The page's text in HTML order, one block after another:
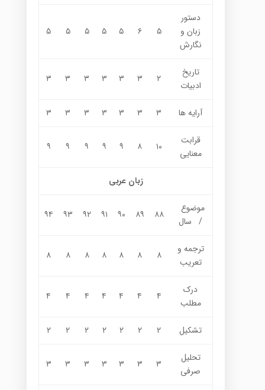
دستور
زبان و
نگارش
۵ ۶ ۵ ۵ ۵ ۵ ۵
تاریخ
ادبیات
۲ ۳ ۳ ۳ ۳ ۳ ۳
آرایه ها ۳ ۳ ۳ ۳ ۳ ۳ ۳
قرابت
معنایی
۱۰ ۸ ۹ ۹ ۹ ۹ ۹
زبان عربی
موضوع
/ سال
۸۸ ۸۹ ۹۰ ۹۱ ۹۲ ۹۳ ۹۴
ترجمه و
تعریب
۸ ۸ ۸ ۸ ۸ ۸ ۸
درک
مطلب
۴ ۴ ۴ ۴ ۴ ۴ ۴
تشکیل ۲ ۲ ۲ ۲ ۲ ۲ ۲
تحلیل
صرفی
۳ ۳ ۳ ۳ ۳ ۳ ۳